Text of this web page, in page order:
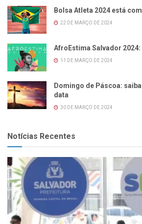
Bolsa Atleta 2024 está
22 DE MARÇO DE 2024
AfroEstima Salvador
11 DE MARÇO DE 2024
Domingo de Páscoa:
data
30 DE MARÇO DE 2024
Notícias Recentes